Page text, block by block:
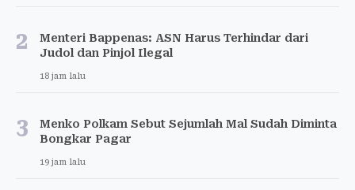
2
Menteri Bappenas: ASN Harus Terhindar dari
Judol dan Pinjol Ilegal
18 jam lalu
3
Menko Polkam Sebut Sejumlah Mal Sudah Diminta
Bongkar Pagar
19 jam lalu